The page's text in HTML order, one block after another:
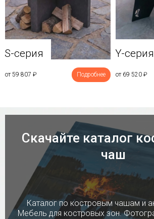
S-серия
от 59 807 ₽ Подробнее
Y-серия
от 69 520 ₽
Скачайте каталог
чаш
Каталог по костровым чашам и
Мебель для костровых зон.